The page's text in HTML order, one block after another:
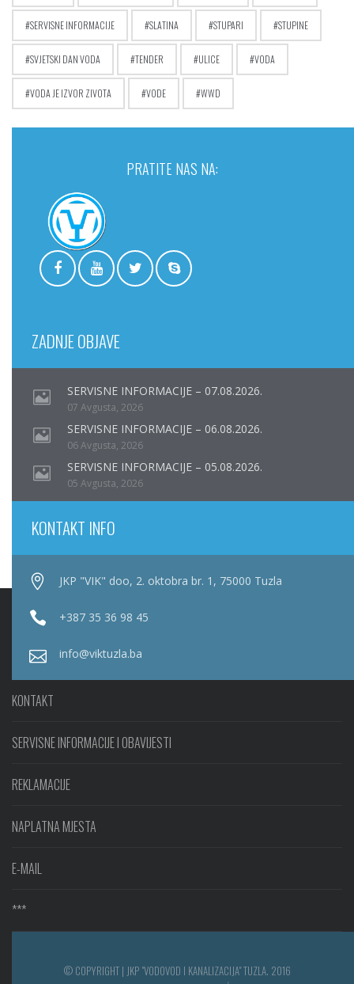
SERVISNE INFORMACIJE SLATINA STUPARI STUPINE
SVJETSKI DAN VODA TENDER ULICE VODA
VODA JE IZVOR ZIVOTA VODE WWD
PRATITE NAS NA:
ZADNJE OBJAVE
SERVISNE INFORMACIJE – 07.08.2026.
07 Avgusta, 2026
SERVISNE INFORMACIJE – 06.08.2026.
06 Avgusta, 2026
SERVISNE INFORMACIJE – 05.08.2026.
05 Avgusta, 2026
KONTAKT INFO
JKP "VIK" doo, 2. oktobra br. 1, 75000 Tuzla
+387 35 36 98 45
info@viktuzla.ba
KONTAKT
SERVISNE INFORMACIJE I OBAVIJESTI
REKLAMACIJE
NAPLATNA MJESTA
E-MAIL
***
© COPYRIGHT | JKP "VODOVOD I KANALIZACIJA" TUZLA. 2016